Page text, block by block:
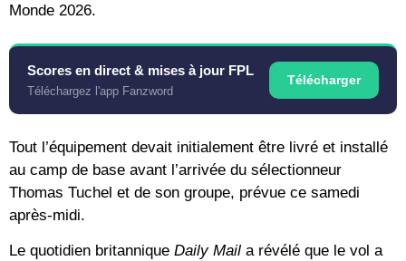
Monde 2026.
Scores en direct & mises à jour FPL
Téléchargez l'app Fanzword
Télécharger
Tout l’équipement devait initialement être livré et installé
au camp de base avant l’arrivée du sélectionneur
Thomas Tuchel et de son groupe, prévue ce samedi
après-midi.
Le quotidien britannique Daily Mail a révélé que le vol a